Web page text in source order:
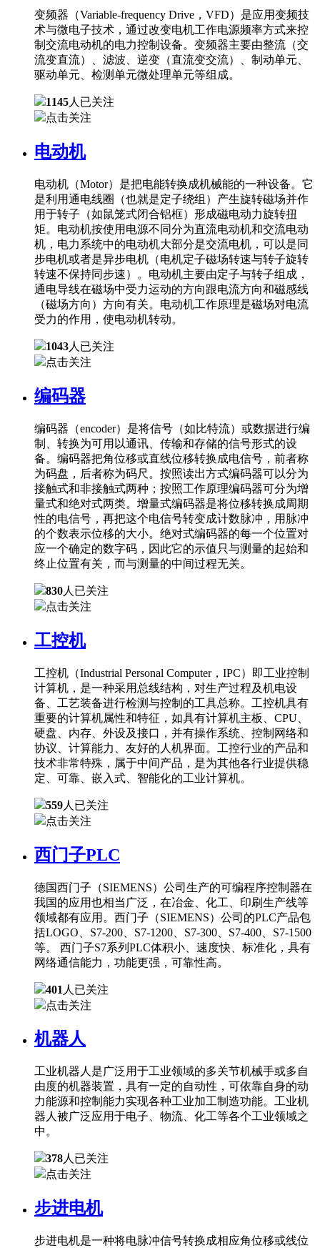
变频器（Variable-frequency Drive，VFD）是应用变频技
术与微电子技术，通过改变电机工作电源频率方式来控
制交流电动机的电力控制设备。变频器主要由整流（交
流变直流）、滤波、逆变（直流变交流）、制动单元、
驱动单元、检测单元微处理单元等组成。
1145人已关注
点击关注
电动机
电动机（Motor）是把电能转换成机械能的一种设备。它
是利用通电线圈（也就是定子绕组）产生旋转磁场并作
用于转子（如鼠笼式闭合铝框）形成磁电动力旋转扭
矩。电动机按使用电源不同分为直流电动机和交流电动
机，电力系统中的电动机大部分是交流电机，可以是同
步电机或者是异步电机（电机定子磁场转速与转子旋转
转速不保持同步速）。电动机主要由定子与转子组成，
通电导线在磁场中受力运动的方向跟电流方向和磁感线
（磁场方向）方向有关。电动机工作原理是磁场对电流
受力的作用，使电动机转动。
1043人已关注
点击关注
编码器
编码器（encoder）是将信号（如比特流）或数据进行编
制、转换为可用以通讯、传输和存储的信号形式的设
备。编码器把角位移或直线位移转换成电信号，前者称
为码盘，后者称为码尺。按照读出方式编码器可以分为
接触式和非接触式两种；按照工作原理编码器可分为增
量式和绝对式两类。增量式编码器是将位移转换成周期
性的电信号，再把这个电信号转变成计数脉冲，用脉冲
的个数表示位移的大小。绝对式编码器的每一个位置对
应一个确定的数字码，因此它的示值只与测量的起始和
终止位置有关，而与测量的中间过程无关。
830人已关注
点击关注
工控机
工控机（Industrial Personal Computer，IPC）即工业控制
计算机，是一种采用总线结构，对生产过程及机电设
备、工艺装备进行检测与控制的工具总称。工控机具有
重要的计算机属性和特征，如具有计算机主板、CPU、
硬盘、内存、外设及接口，并有操作系统、控制网络和
协议、计算能力、友好的人机界面。工控行业的产品和
技术非常特殊，属于中间产品，是为其他各行业提供稳
定、可靠、嵌入式、智能化的工业计算机。
559人已关注
点击关注
西门子PLC
德国西门子（SIEMENS）公司生产的可编程序控制器在
我国的应用也相当广泛，在冶金、化工、印刷生产线等
领域都有应用。西门子（SIEMENS）公司的PLC产品包
括LOGO、S7-200、S7-1200、S7-300、S7-400、S7-1500
等。 西门子S7系列PLC体积小、速度快、标准化，具有
网络通信能力，功能更强，可靠性高。
401 人已关注
点击关注
机器人
工业机器人是广泛用于工业领域的多关节机械手或多自
由度的机器装置，具有一定的自动性，可依靠自身的动
力能源和控制能力实现各种工业加工制造功能。工业机
器人被广泛应用于电子、物流、化工等各个工业领域之
中。
378人已关注
点击关注
步进电机
步进电机是一种将电脉冲信号转换成相应角位移或线位